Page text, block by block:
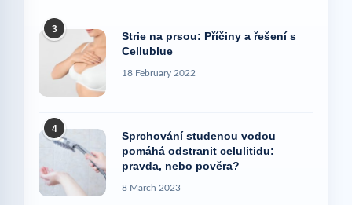
3
Strie na prsou: Příčiny a řešení s
Cellublue
18 February 2022
4
Sprchování studenou vodou
pomáhá odstranit celulitidu:
pravda, nebo pověra?
8 March 2023